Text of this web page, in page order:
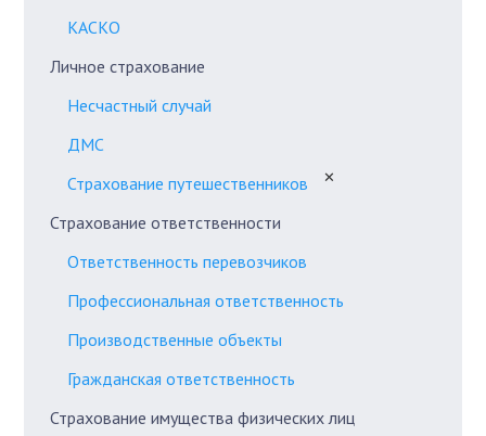
КАСКО
Личное страхование
Несчастный случай
ДМС
Страхование путешественников
✕
Страхование ответственности
Ответственность перевозчиков
Профессиональная ответственность
Производственные объекты
Гражданская ответственность
Страхование имущества физических лиц